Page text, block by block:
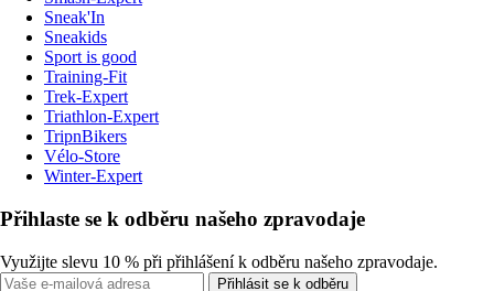
Sneak'In
Sneakids
Sport is good
Training-Fit
Trek-Expert
Triathlon-Expert
TripnBikers
Vélo-Store
Winter-Expert
Přihlaste se k odběru našeho zpravodaje
Využijte slevu 10 % při přihlášení k odběru našeho zpravodaje.
Přihlásit se k odběru